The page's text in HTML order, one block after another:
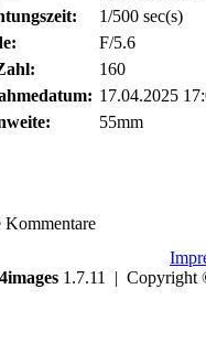
1/500 sec(s)
F/5.6
160
17.04.2025
55mm
Kommentare
4images1.7.11 | Copyright